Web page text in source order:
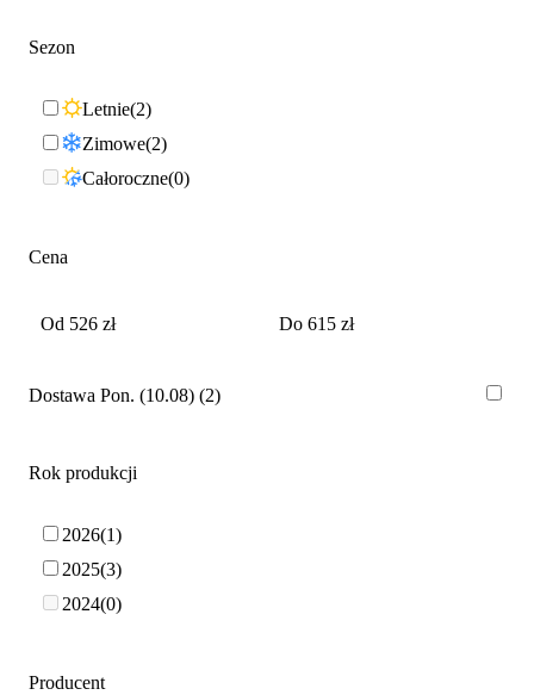
Sezon
Letnie 2
Zimowe 2
Całoroczne 0
Cena
Dostawa Pon. (10.08) 2
Rok produkcji
2026 1
2025 3
2024 0
Producent